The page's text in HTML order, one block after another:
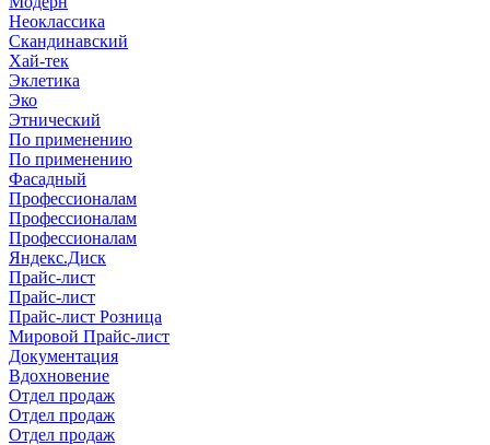
Неоклассика
Скандинавский
Хай-тек
Эклетика
Эко
Этнический
По применению
По применению
Фасадный
Профессионалам
Профессионалам
Профессионалам
Яндекс.Диск
Прайс-лист
Прайс-лист
Прайс-лист Розница
Мировой Прайс-лист
Документация
Вдохновение
Отдел продаж
Отдел продаж
Отдел продаж